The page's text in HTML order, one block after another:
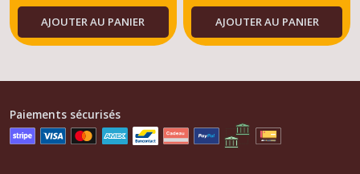
AJOUTER AU PANIER AJOUTER AU PANIER
Paiements sécurisés